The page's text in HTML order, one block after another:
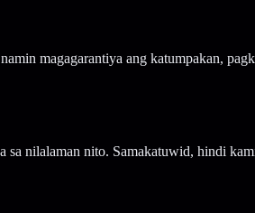
magagarantiya ang katumpakan,
nilalaman nito. Samakatuwid, hindi